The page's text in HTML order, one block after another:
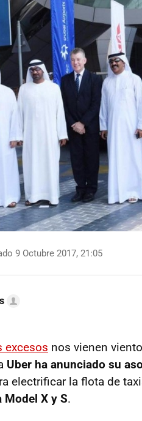
9 Octubre 2017, 21:05
excesos nos vienen
Uber ha anunciado su
electrificar la flota de
Model X y S.